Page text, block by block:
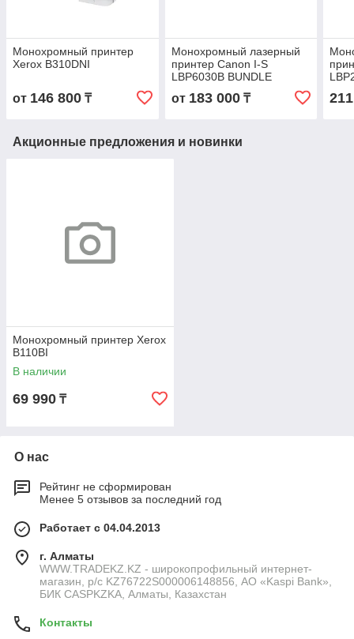
Монохромный принтер
Xerox B310DNI
от 146 800 ₸
Монохромный лазерный
принтер Canon I-S
LBP6030B BUNDLE
от 183 000₸
Акционные предложения и новинки
Монохромный принтер Xerox
B110BI
В наличии
69 990 ₸
О нас
Рейтинг не сформирован
Менее 5 отзывов за последний год
Работает с 04.04.2013
г. Алматы
WWW.TRADEKZ.KZ - широкопрофильный интернет-
магазин, р/с KZ76722S000006148856, АО «Kaspi Bank»,
БИК CASPKZKA, Алматы, Казахстан
Контакты